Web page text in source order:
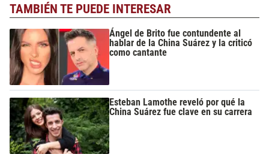
TAMBIÉN TE PUEDE INTERESAR
Ángel de Brito fue contundente al
hablar de la China Suárez y la criticó
como cantante
Esteban Lamothe reveló por qué la
China Suárez fue clave en su carrera